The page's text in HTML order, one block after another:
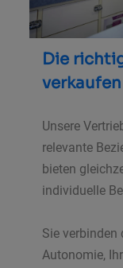
Die
verkaufen
Unsere
relevante
bieten
individuelle
Sie verbinden
Autonomie,